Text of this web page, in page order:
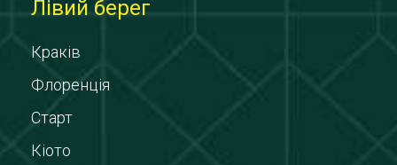
Лівий берег
Краків
Флоренція
Старт
Кіото